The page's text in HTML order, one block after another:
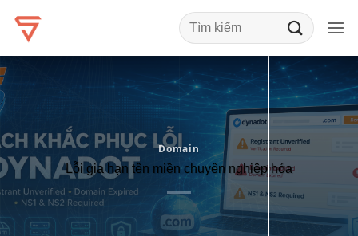
qua
dung
Domain
Lỗi gia hạn tên miền chuyên nghiệp hóa